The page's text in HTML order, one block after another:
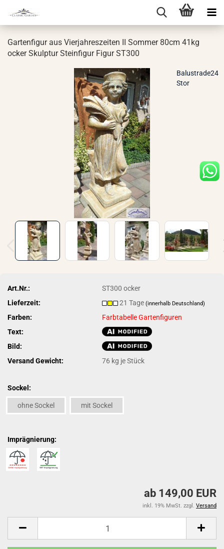
Gar­ten­fi­gur aus Vier­jah­res­zei­ten II Som­mer 80cm 41kg
ocker Skulp­tur Stein­fi­gur Figur ST300
Balustrade24
Stor
Art.Nr.:
ST300 ocker
Lieferzeit:
21 Tage(innerhalb Deutschland)
Farben:
Farbtabelle Gartenfiguren
Text:
Bild:
Versand Gewicht:
76 kg je Stück
Sockel:
ohne Sockel mit Sockel
Imprägnierung:
ab 149,00 EUR
inkl. 19% MwSt. zzgl. Versand